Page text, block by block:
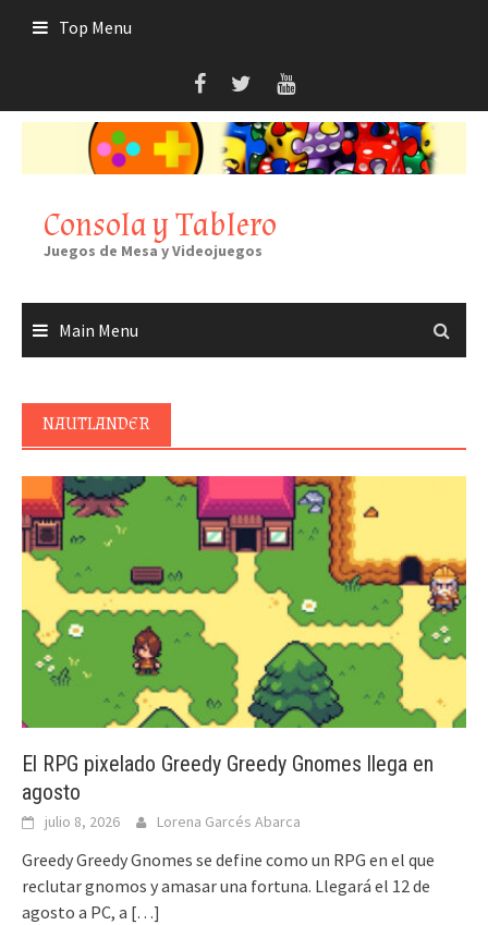
Top Menu
Consola y Tablero
Juegos de Mesa y Videojuegos
Main Menu
NAUTLANDER
El RPG pixelado Greedy Greedy Gnomes llega en
agosto
julio 8, 2026 Lorena Garcés Abarca
Greedy Greedy Gnomes se define como un RPG en el que
reclutar gnomos y amasar una fortuna. Llegará el 12 de
agosto a PC, a […]